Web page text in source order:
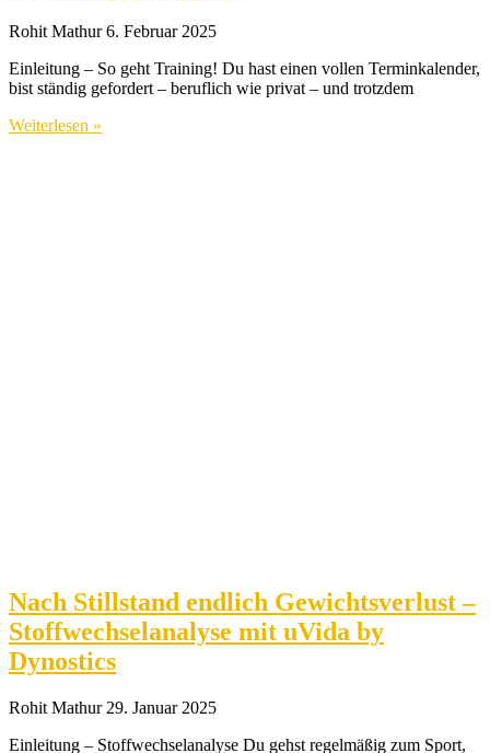
Rohit Mathur6. Februar 2025
Einleitung – So geht Training! Du hast einen vollen Terminkalender,
bist ständig gefordert – beruflich wie privat – und trotzdem
Weiterlesen »
Nach Stillstand endlich Gewichtsverlust –
Stoffwechselanalyse mit uVida by
Dynostics
Rohit Mathur 29. Januar 2025
Einleitung – Stoffwechselanalyse Du gehst regelmäßig zum Sport,